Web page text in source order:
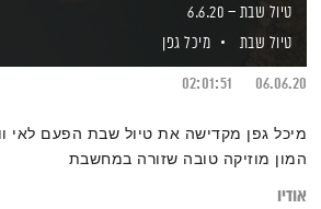
טיול שבת – 6.6.20
טיול שבת
מיכל גפן
06.06.20
02:01:51
מיכל גפן מקדישה את טיול שבת הפעם לאי
המון מוזיקה טובה שזורה במחשבת
אודיו